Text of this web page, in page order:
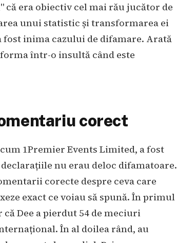
că era obiectiv cel mai rău jucător de
unui statistic și transformarea ei
inima cazului de difamare. Arată
într-o insultă când este
corect
1Premier Events Limited, a fost
nu erau deloc difamatoare.
corecte despre ceva care
exact ce voiau să spună. În primul
Dee a pierdut 54 de meciuri
În al doilea rând, au